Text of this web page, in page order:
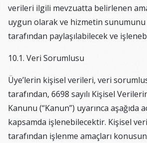
verileri ilgili mevzuatta belirlenen
uygun olarak ve hizmetin
tarafından paylaşılabilecek ve
10.1. Veri Sorumlusu
Üye’lerin kişisel verileri, veri
tarafından, 6698 sayılı Kişisel
Kanunu (“Kanun”) uyarınca aşağıda
kapsamda işlenebilecektir. Kişisel
tarafından işlenme amaçları